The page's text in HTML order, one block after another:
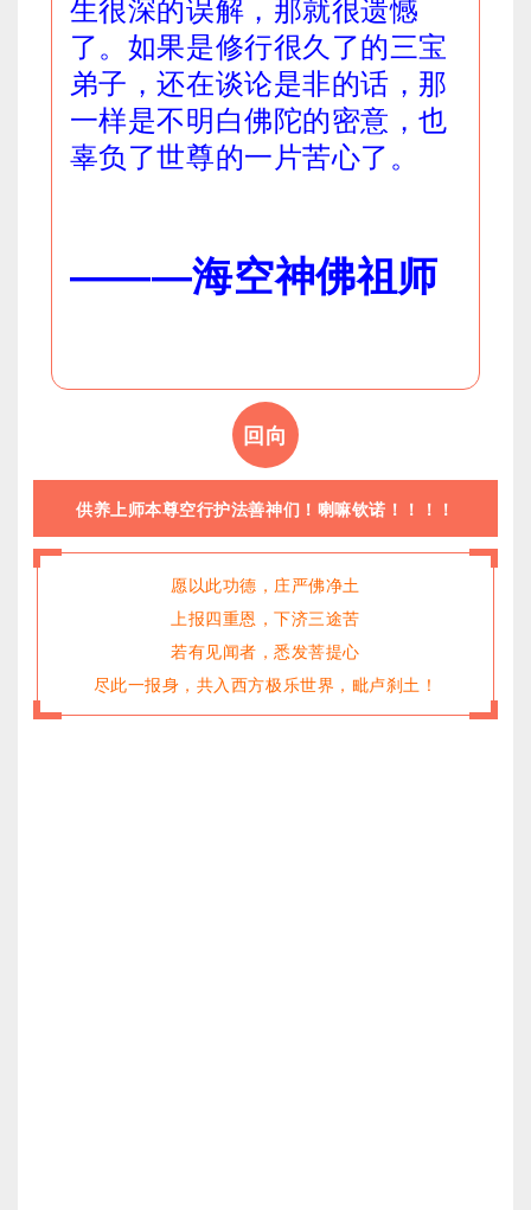
生很深的误解，那就很遗憾
了。如果是修行很久了的三宝
弟子，还在谈论是非的话，那
一样是不明白佛陀的密意，也
辜负了世尊的一片苦心了。
———海空神佛祖师
回向
供养上师本尊空行护法善神们！喇嘛钦诺！！！！
愿以此功德，庄严佛净土
上报四重恩，下济三途苦
若有见闻者，悉发菩提心
尽此一报身，共入西方极乐世界，毗卢刹土！